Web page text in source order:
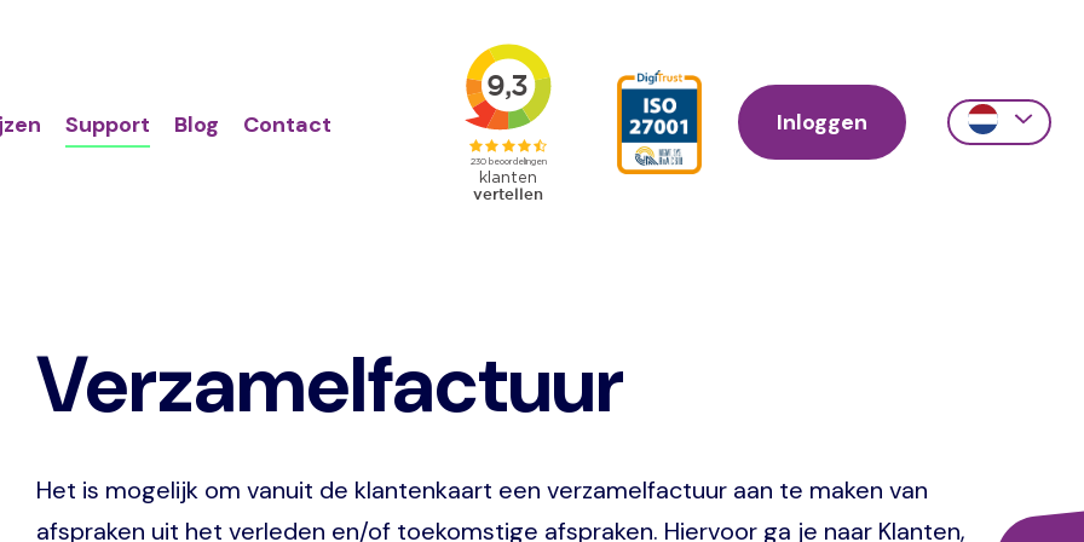
Support Blog Contact
Action
Primair
menu
Inloggen
Action
Verzamelfactuur
Het is mogelijk om vanuit de klantenkaart een verzamelfactuur aan te maken van
afspraken uit het verleden en/of toekomstige afspraken. Hiervoor ga je naar Klanten,